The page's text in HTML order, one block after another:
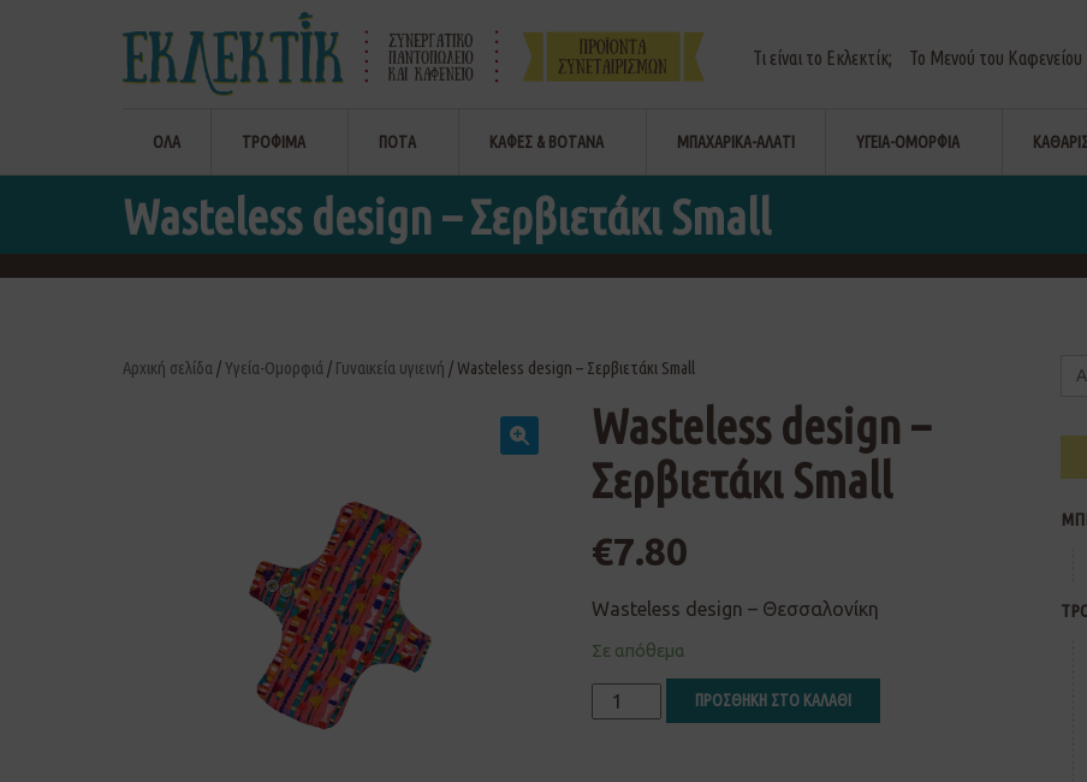
Τι είναι το Εκλεκτίκ; Το Μενού του Καφενείου
ΟΛΑ ΤΡΟΦΙΜΑ ΠΟΤΑ ΚΑΦΕΣ & ΒΟΤΑΝΑ ΜΠΑΧΑΡΙΚΑ-ΑΛΑΤΙ ΥΓΕΙΑ-ΟΜΟΡΦΙΑ
Wasteless design – Σερβιετάκι Small
Αρχική σελίδα /Υγεία-Ομορφιά / Γυναικεία υγιεινή / Wasteless design – Σερβιετάκι Small
Wasteless design –
Σερβιετάκι Small
€7.80
Wasteless design – Θεσσαλονίκη
Σε απόθεμα
ΠΡΟΣΘΗΚΗ ΣΤΟ ΚΑΛΑΘΙ